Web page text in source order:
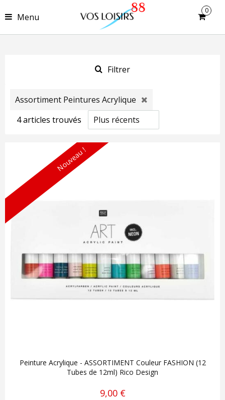
Menu
0
Filtrer
Assortiment Peintures Acrylique
4articles trouvés
Nouveau !
Peinture Acrylique - ASSORTIMENT Couleur FASHION (12
Tubes de 12ml) Rico Design
9,00 €